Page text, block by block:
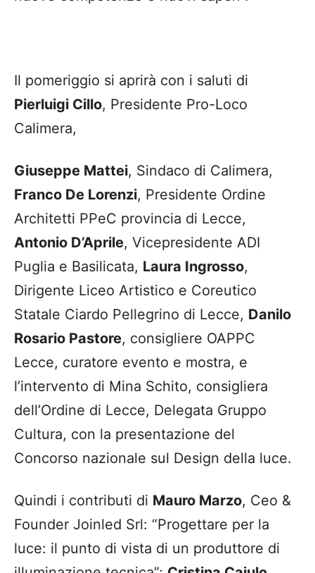
Il pomeriggio si aprirà con i saluti di
Pierluigi Cillo, Presidente Pro-Loco
Calimera,
Giuseppe Mattei, Sindaco di Calimera,
Franco De Lorenzi, Presidente Ordine
Architetti PPeC provincia di Lecce,
Antonio D’Aprile, Vicepresidente ADI
Puglia e Basilicata, Laura Ingrosso,
Dirigente Liceo Artistico e Coreutico
Statale Ciardo Pellegrino di Lecce, Danilo
Rosario Pastore, consigliere OAPPC
Lecce, curatore evento e mostra, e
l’intervento di Mina Schito, consigliera
dell’Ordine di Lecce, Delegata Gruppo
Cultura, con la presentazione del
Concorso nazionale sul Design della luce.
Quindi i contributi di Mauro Marzo, Ceo &
Founder Joinled Srl: “Progettare per la
luce: il punto di vista di un produttore di